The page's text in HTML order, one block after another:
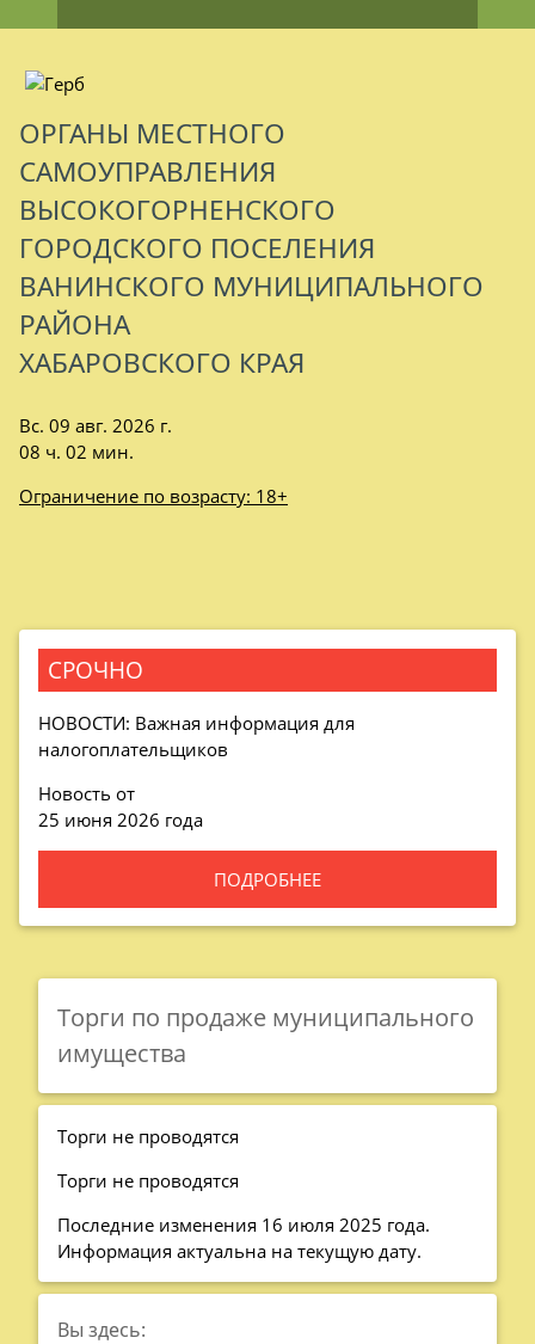
ОРГАНЫ МЕСТНОГО
САМОУПРАВЛЕНИЯ
ВЫСОКОГОРНЕНСКОГО
ГОРОДСКОГО ПОСЕЛЕНИЯ
ВАНИНСКОГО МУНИЦИПАЛЬНОГО
РАЙОНА
ХАБАРОВСКОГО КРАЯ
Вс. 09 авг. 2026 г.
08 ч. 02 мин.
Ограничение по возрасту: 18+
СРОЧНО
НОВОСТИ: Важная информация для
налогоплательщиков
Новость от
25 июня 2026 года
ПОДРОБНЕЕ
Торги по продаже муниципального
имущества
Торги не проводятся
Торги не проводятся
Последние изменения 16 июля 2025 года.
Информация актуальна на текущую дату.
Вы здесь: